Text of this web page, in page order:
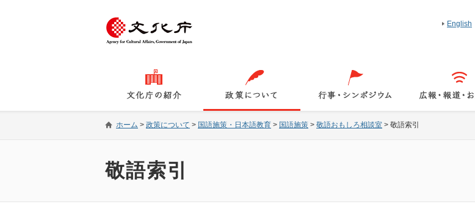
English
ホーム > 政策について > 国語施策・日本語教育 > 国語施策 > 敬語おもしろ相談室 > 敬語索引
敬語索引